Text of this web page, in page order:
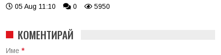
05 Aug 11:10 0 5950
КОМЕНТИРАЙ
Име *